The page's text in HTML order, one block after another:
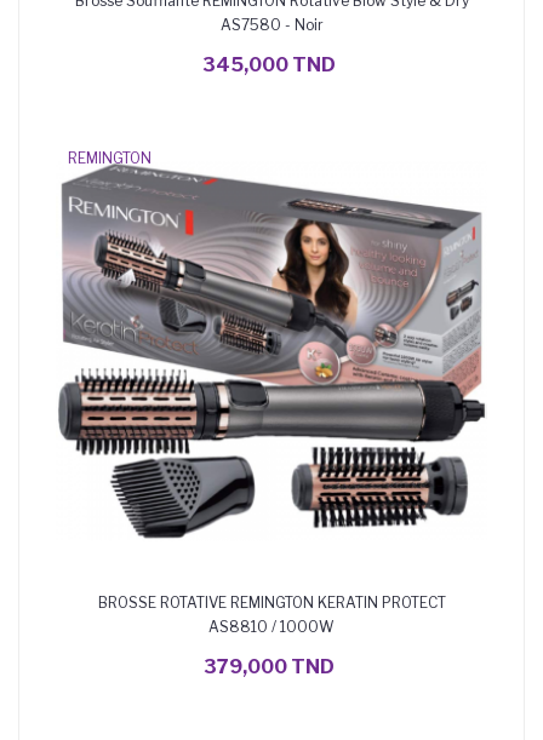
AS7580 - Noir
345,000 TND
REMINGTON
BROSSE ROTATIVE REMINGTON KERATIN PROTECT
AS8810 / 1000W
379,000 TND